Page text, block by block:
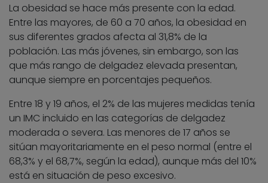
La obesidad se hace más presente con la edad.
Entre las mayores, de 60 a 70 años, la obesidad en
sus diferentes grados afecta al 31,8% de la
población. Las más jóvenes, sin embargo, son las
que más rango de delgadez elevada presentan,
aunque siempre en porcentajes pequeños.
Entre 18 y 19 años, el 2% de las mujeres medidas tenía
un IMC incluido en las categorías de delgadez
moderada o severa. Las menores de 17 años se
sitúan mayoritariamente en el peso normal (entre el
68,3% y el 68,7%, según la edad), aunque más del 10%
está en situación de peso excesivo.